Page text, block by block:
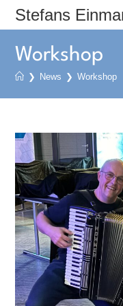
ZumStefans
Workshop
❯ News ❯ Workshop